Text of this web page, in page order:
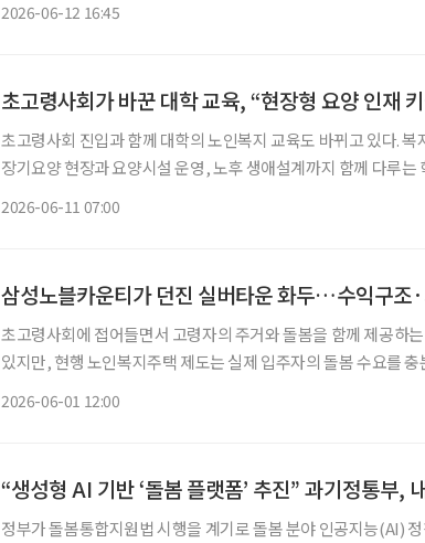
2026-06-12 16:45
초고령사회가 바꾼 대학 교육, “현장형 요양 인재
초고령사회 진입과 함께 대학의 노인복지 교육도 바뀌고 있다.
장기요양 현장과 요양시설 운영, 노후 생애설계까지 함께 다루는
2026-06-11 07:00
삼성노블카운티가 던진 실버타운 화두…수익구조
초고령사회에 접어들면서 고령자의 주거와 돌봄을 함께 제공하
있지만, 현행 노인복지주택 제도는 실제 입주자의 돌봄 수요를
2026-06-01 12:00
“생성형 AI 기반 ‘돌봄 플랫폼’ 추진” 과기정통부,
정부가 돌봄통합지원법 시행을 계기로 돌봄 분야 인공지능(AI)